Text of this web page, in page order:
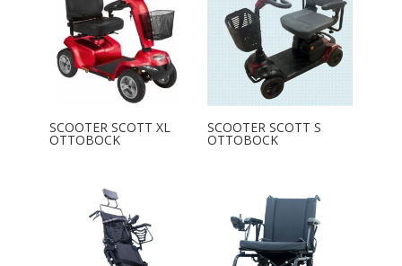
SCOOTER SCOTT XL
OTTOBOCK
SCOOTER SCOTT S
OTTOBOCK